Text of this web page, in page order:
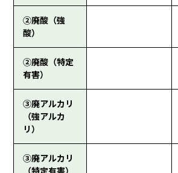
②廃酸（強
酸）
②廃酸（特定
有害）
③廃アルカリ
（強アルカ
リ）
③廃アルカリ